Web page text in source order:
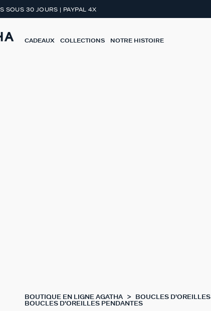
SOUS 30 JOURS | PAYPAL 4X
CADEAUX COLLECTIONS NOTRE HISTOIRE
BOUTIQUE EN LIGNE AGATHA
BOUCLES D'OREILLES
BOUCLES D'OREILLES PENDANTES